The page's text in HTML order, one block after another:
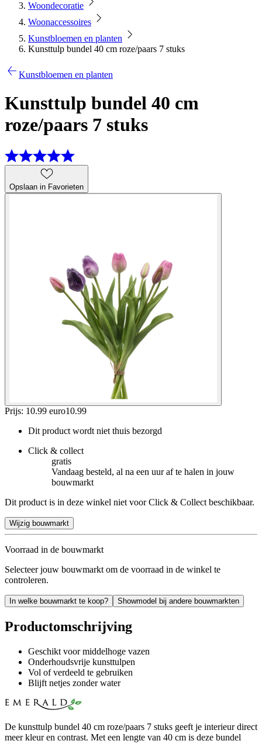
Woondecoratie
Woonaccessoires
Kunstbloemen en planten
Kunsttulp bundel 40 cm roze/paars 7 stuks
Kunstbloemen en planten
Kunsttulp bundel 40 cm
roze/paars 7 stuks
Opslaan in Favorieten
Prijs: 10.99 euro10.99
Dit product wordt niet thuis bezorgd
Click & collect
gratis
Vandaag besteld, al na een uur af te halen in jouw
bouwmarkt
Dit product is in deze winkel niet voor Click & Collect beschikbaar.
Wijzig bouwmarkt
Voorraad in de bouwmarkt
Selecteer jouw bouwmarkt om de voorraad in de winkel te
controleren.
In welke bouwmarkt te koop? Showmodel bij andere bouwmarkten
Productomschrijving
Geschikt voor middelhoge vazen
Onderhoudsvrije kunsttulpen
Vol of verdeeld te gebruiken
Blijft netjes zonder water
De kunsttulp bundel 40 cm roze/paars 7 stuks geeft je interieur direct
meer kleur en contrast. Met een lengte van 40 cm is deze bundel